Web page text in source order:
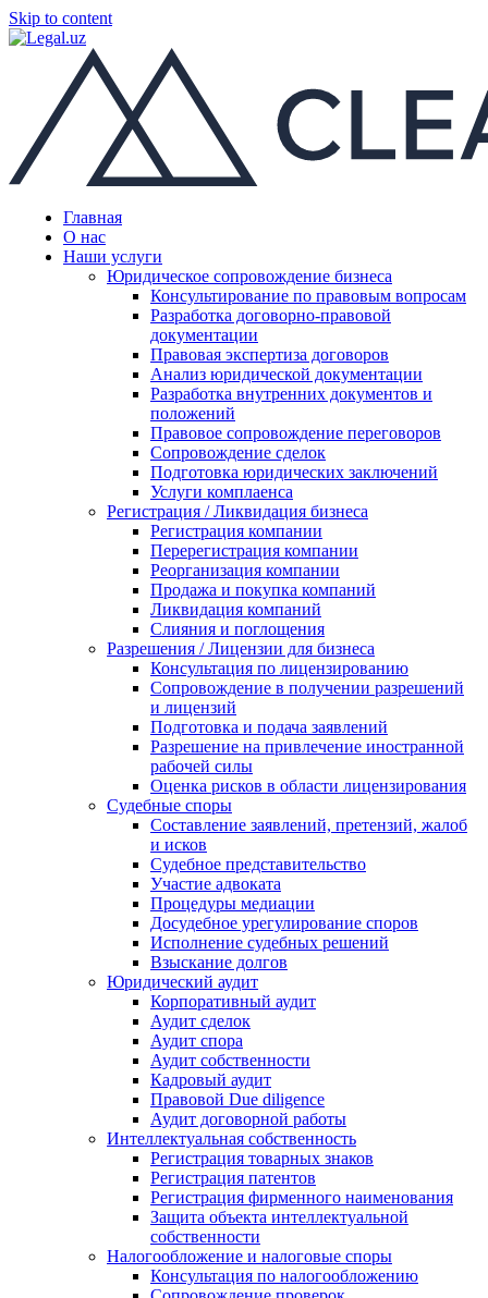
Skip to content
Главная
О нас
Наши услуги
Юридическое сопровождение бизнеса
Консультирование по правовым вопросам
Разработка договорно-правовой
документации
Правовая экспертиза договоров
Анализ юридической документации
Разработка внутренних документов и
положений
Правовое сопровождение переговоров
Сопровождение сделок
Подготовка юридических заключений
Услуги комплаенса
Регистрация / Ликвидация бизнеса
Регистрация компании
Перерегистрация компании
Реорганизация компании
Продажа и покупка компаний
Ликвидация компаний
Слияния и поглощения
Разрешения / Лицензии для бизнеса
Консультация по лицензированию
Сопровождение в получении разрешений
и лицензий
Подготовка и подача заявлений
Разрешение на привлечение иностранной
рабочей силы
Оценка рисков в области лицензирования
Судебные споры
Составление заявлений, претензий, жалоб
и исков
Судебное представительство
Участие адвоката
Процедуры медиации
Досудебное урегулирование споров
Исполнение судебных решений
Взыскание долгов
Юридический аудит
Корпоративный аудит
Аудит сделок
Аудит спора
Аудит собственности
Кадровый аудит
Правовой Due diligence
Аудит договорной работы
Интеллектуальная собственность
Регистрация товарных знаков
Регистрация патентов
Регистрация фирменного наименования
Защита объекта интеллектуальной
собственности
Налогообложение и налоговые споры
Консультация по налогообложению